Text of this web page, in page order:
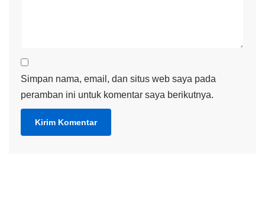
Simpan nama, email, dan situs web saya pada
peramban ini untuk komentar saya berikutnya.